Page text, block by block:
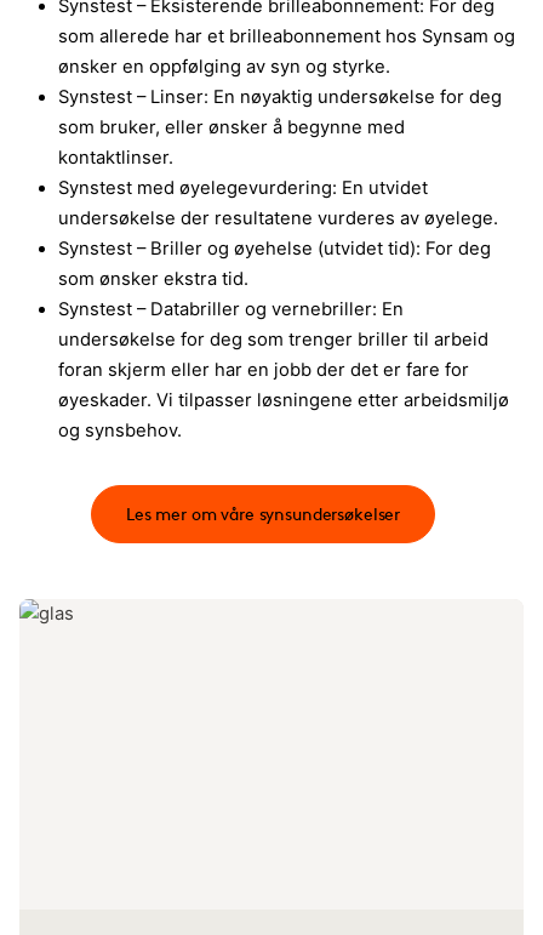
Synstest – Eksisterende brilleabonnement: For deg
som allerede har et brilleabonnement hos Synsam og
ønsker en oppfølging av syn og styrke.
Synstest – Linser: En nøyaktig undersøkelse for deg
som bruker, eller ønsker å begynne med
kontaktlinser.
Synstest med øyelegevurdering: En utvidet
undersøkelse der resultatene vurderes av øyelege.
Synstest – Briller og øyehelse (utvidet tid): For deg
som ønsker ekstra tid.
Synstest – Databriller og vernebriller: En
undersøkelse for deg som trenger briller til arbeid
foran skjerm eller har en jobb der det er fare for
øyeskader. Vi tilpasser løsningene etter arbeidsmiljø
og synsbehov.​
Les mer om våre synsundersøkelser